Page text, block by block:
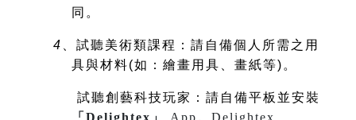
同。
4
、試聽美術類課程：請自備個人所需之用
具與材料(如：繪畫用具、畫紙等)。
試聽創藝科技玩家：請自備平板並安裝
「Delightex」
App。 Delightex